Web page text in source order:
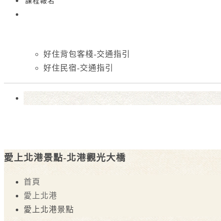
好住背包客棧-交通指引
好住民宿-交通指引
愛上北港景點-北港觀光大橋
首頁
愛上北港
愛上北港景點